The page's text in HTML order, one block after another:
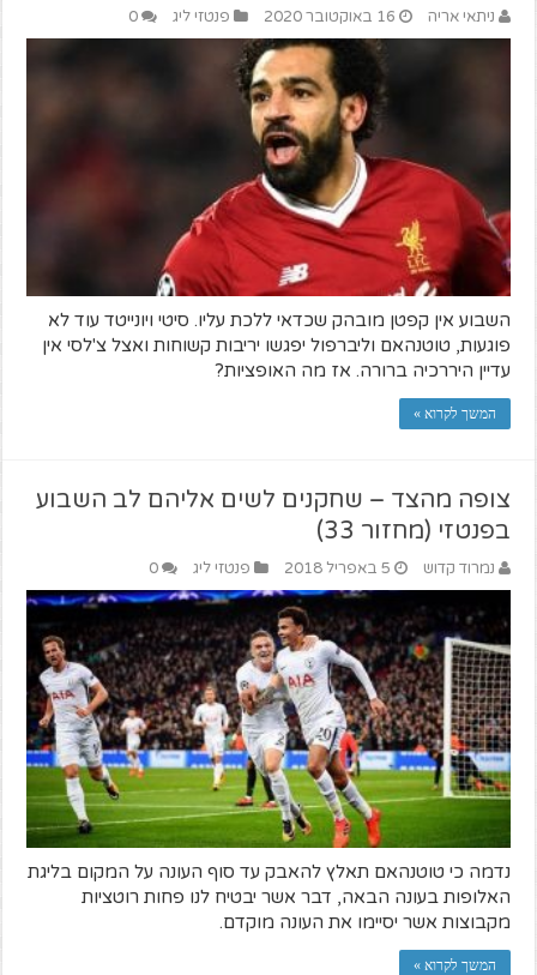
ניתאי אריה 16 באוקטובר 2020 פנטזי ליג 0
השבוע אין קפטן מובהק שכדאי ללכת עליו. סיטי ויונייטד עוד לא
פוגעות, טוטנהאם וליברפול יפגשו יריבות קשוחות ואצל צ'לסי אין
עדיין היררכיה ברורה. אז מה האופציות?
המשך לקרוא »
צופה מהצד – שחקנים לשים אליהם לב השבוע
בפנטזי (מחזור 33)
נמרוד קדוש 5 באפריל 2018 פנטזי ליג 0
נדמה כי טוטנהאם תאלץ להאבק עד סוף העונה על המקום בליגת
האלופות בעונה הבאה, דבר אשר יבטיח לנו פחות רוטציות
מקבוצות אשר יסיימו את העונה מוקדם.
המשך לקרוא »